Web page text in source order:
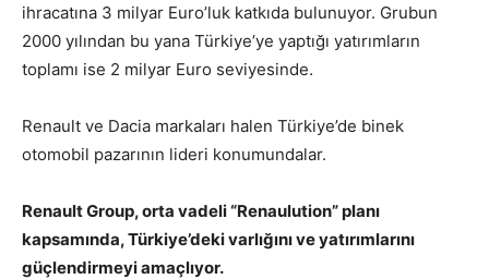
ihracatına 3 milyar Euro’luk katkıda bulunuyor. Grubun
2000 yılından bu yana Türkiye’ye yaptığı yatırımların
toplamı ise 2 milyar Euro seviyesinde.
Renault ve Dacia markaları halen Türkiye’de binek
otomobil pazarının lideri konumundalar.
Renault Group, orta vadeli “Renaulution” planı
kapsamında, Türkiye’deki varlığını ve yatırımlarını
güçlendirmeyi amaçlıyor.